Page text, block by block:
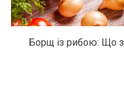
Борщ із рибою: Що